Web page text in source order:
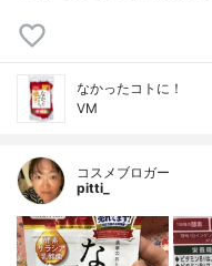
なかったコトに！
VM
コスメブロガー
pitti_